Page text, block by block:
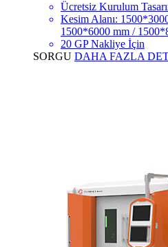
Ücretsiz Kurulum
Kesim Alanı:
1500*6000 mm /
20 GP Nakliye İçin
SORGU DAHA FAZLA